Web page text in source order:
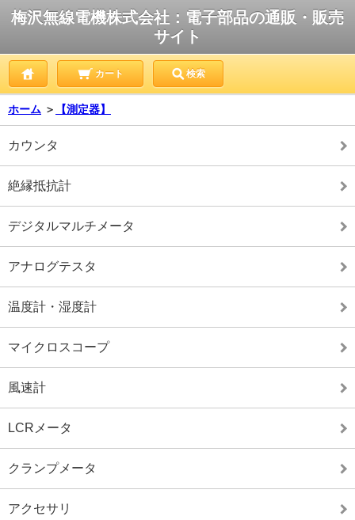
梅沢無線電機株式会社：電子部品の通販・販売
サイト
カート 検索
ホーム ＞ 【測定器】
カウンタ
絶縁抵抗計
デジタルマルチメータ
アナログテスタ
温度計・湿度計
マイクロスコープ
風速計
LCRメータ
クランプメータ
アクセサリ